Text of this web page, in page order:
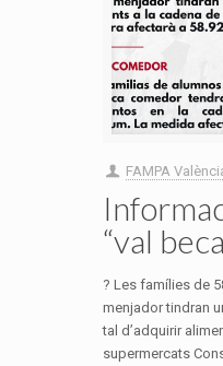
FAMPA
“val
? Les famílies de
menjador tindran
tal d’adquirir
supermercats